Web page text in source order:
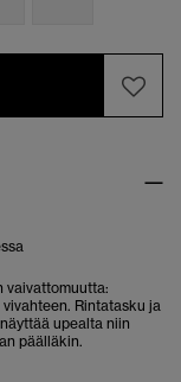
vaivattomuutta:
Rintatasku ja
upealta niin
päälläkin.